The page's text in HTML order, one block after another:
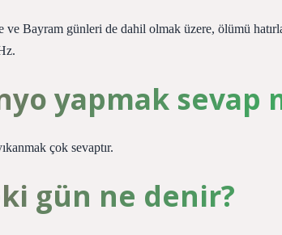
Bayram günleri de dahil olmak üzere, ölümü
yapmak sevap
çok sevaptır.
gün ne denir?